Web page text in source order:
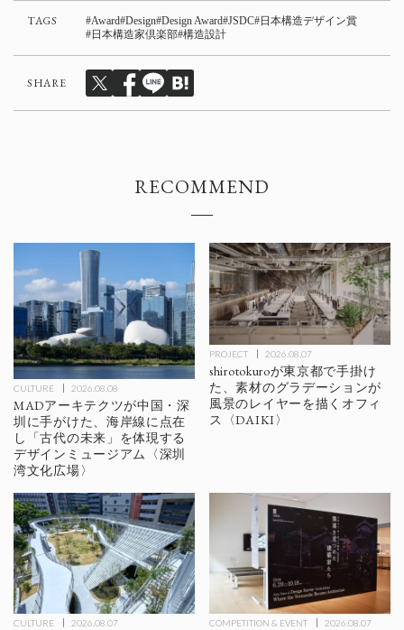
TAGS Award Design Design Award JSDC 日本構造デザイン賞
日本構造家倶楽部 構造設計
SHARE
RECOMMEND
CULTURE 2026.08.08
MADアーキテクツが中国・深
圳に手がけた、海岸線に点在
し「古代の未来」を体現する
デザインミュージアム〈深圳
湾文化広場〉
PROJECT 2026.08.07
shirotokuroが東京都で手掛け
た、素材のグラデーションが
風景のレイヤーを描くオフィ
ス〈DAIKI〉
CULTURE 2026.08.07 COMPETITION & EVENT 2026.08.07